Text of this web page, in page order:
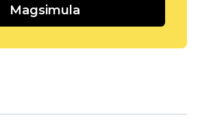
Magsimula